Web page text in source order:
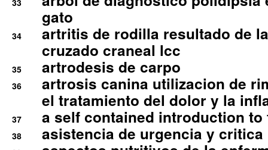
33
gato
34
artritis de rodilla resultado de
cruzado craneal lcc
35 artrodesis de carpo
36
artrosis canina utilizacion de
el tratamiento del dolor y la
37 a self contained introduction
38 asistencia de urgencia y